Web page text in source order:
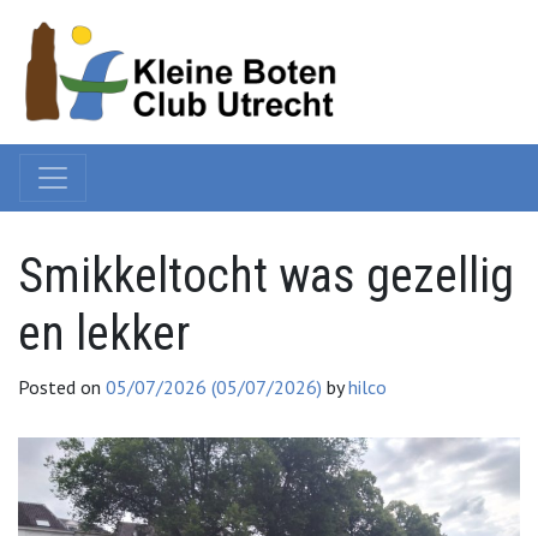
Smikkeltocht was gezellig
en lekker
Posted on 05/07/2026 (05/07/2026) byhilco